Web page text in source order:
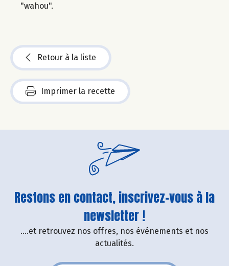
"wahou".
Retour à la liste
Imprimer la recette
Restons en contact, inscrivez-vous à la
newsletter !
....et retrouvez nos offres, nos événements et nos
actualités.